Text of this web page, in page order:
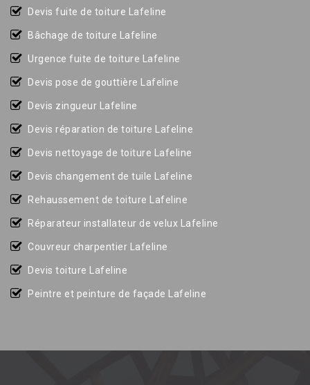
Devis fuite de toiture Lafeline
Bâchage de toiture Lafeline
Urgence fuite de toiture Lafeline
Devis pose de gouttière Lafeline
Devis zingueur Lafeline
Devis réparation de toiture Lafeline
Devis nettoyage de toiture Lafeline
Devis changement de tuile Lafeline
Rehaussement de toiture Lafeline
Réparateur installateur de velux Lafeline
Couvreur charpentier Lafeline
Devis toiture Lafeline
Peintre et peinture de façade Lafeline